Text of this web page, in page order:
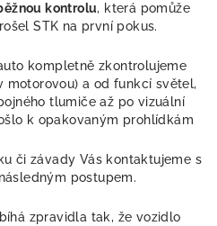
kontrolu, která pomůže
STK na první pokus.
kompletně zkontrolujeme
motorovou) a od funkcí světel,
tlumiče až po vizuální
k opakovaným prohlídkám
či závady Vás kontaktujeme s
postupem.
zpravidla tak, že vozidlo